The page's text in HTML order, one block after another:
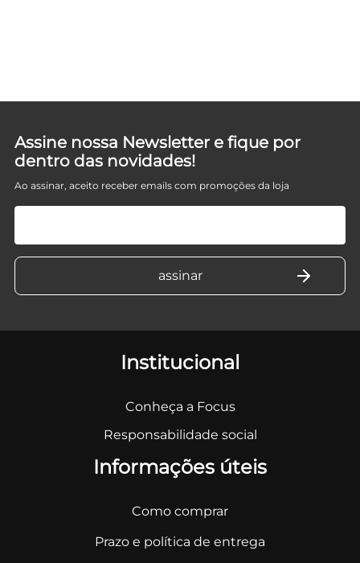
Assine nossa Newsletter e fique por
dentro das novidades!
Ao assinar, aceito receber emails com promoções da loja
Institucional
Conheça a Focus
Responsabilidade social
Informações úteis
Como comprar
Prazo e política de entrega